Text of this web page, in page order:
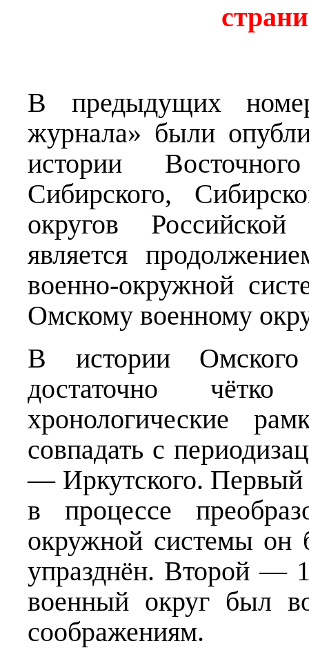
В предыдущих
журнала» были
истории
Сибирского,
округов
является
военно-окружной
Омскому военному
В истории
достаточно
хронологические
совпадать с
— Иркутского. Первый
в процессе
окружной системы он
упразднён. Второй —
военный округ был
соображениям.